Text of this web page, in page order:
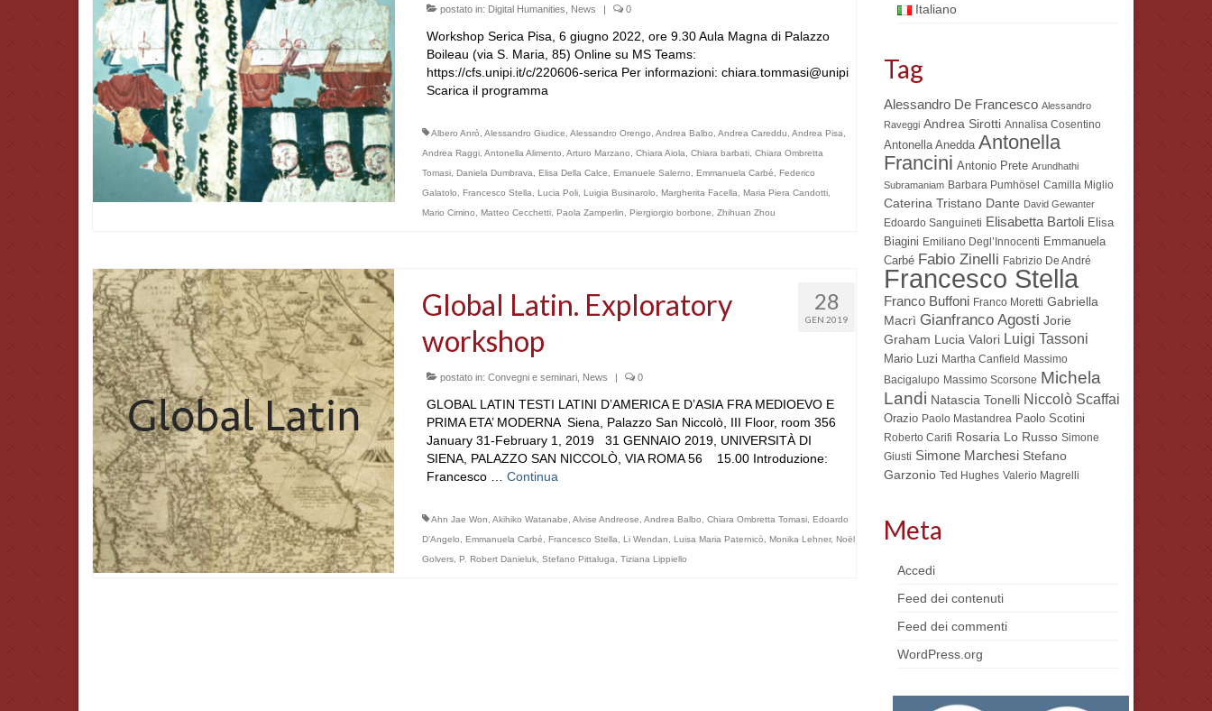
postato in: Digital Humanities News | 0
Workshop Serica Pisa, 6 giugno 2022, ore 9.30 Aula Magna di Palazzo
Boileau (via S. Maria, 85) Online su MS Teams:
https://cfs.unipi.it/c/220606-serica Per informazioni: chiara.tommasi@unipi
Scarica il programma
Albero Anrò Alessandro Giudice Alessandro Orengo Andrea Balbo Andrea Careddu Andrea Pisa
Andrea Raggi, Antonella Alimento Arturo Marzano Chiara Aiola Chiara barbati, Chiara Ombretta
Tomasi, Daniela Dumbrava Elisa Della Calce Emanuele Salerno Emmanuela Carbé
Federico
Galatolo
Francesco Stella Lucia Poli, Luigia Businarolo Margherita Facella Maria Piera Candotti,
Mario Cimino
Matteo Cecchetti, Paola Zamperlin Piergiorgio borbone Zhihuan Zhou
28
GEN 2019
Global Latin. Exploratory
workshop
postato in: Convegni e seminari, News | 0
GLOBAL LATIN TESTI LATINI D’AMERICA E D’ASIA FRA MEDIOEVO E
PRIMA ETA’ MODERNA Siena, Palazzo San Niccolò, III Floor, room 356
January 31-February 1, 2019 31 GENNAIO 2019, UNIVERSITÀ DI
SIENA, PALAZZO SAN NICCOLÒ, VIA ROMA 56 15.00 Introduzione:
Francesco … Continua
Ahn Jae Won Akihiko Watanabe Alvise Andreose Andrea Balbo Chiara Ombretta Tomasi, Edoardo
D’Angelo
Emmanuela Carbé Francesco Stella Li Wendan Luisa Maria Paternicò Monika Lehner, Noël
Golvers, P. Robert Danieluk, Stefano Pittaluga Tiziana Lippiello
Italiano
Tag
Alessandro De Francesco Alessandro
Raveggi Andrea Sirotti Annalisa Cosentino
Antonella Anedda Antonella
Francini Antonio Prete Arundhathi
Subramaniam Barbara Pumhösel Camilla Miglio
Caterina Tristano Dante David Gewanter
Edoardo Sanguineti Elisabetta Bartoli Elisa
Biagini Emiliano Degl’Innocenti Emmanuela
Carbé Fabio Zinelli Fabrizio De André
Francesco Stella
Franco Buffoni Franco Moretti Gabriella
Macrì Gianfranco Agosti Jorie
Graham Lucia Valori Luigi Tassoni
Mario Luzi Martha Canfield Massimo
Bacigalupo Massimo Scorsone Michela
Landi Natascia Tonelli Niccolò Scaffai
Orazio Paolo Mastandrea Paolo Scotini
Roberto Carifi Rosaria Lo Russo Simone
Giusti Simone Marchesi Stefano
Garzonio Ted Hughes Valerio Magrelli
Meta
Accedi
Feed dei contenuti
Feed dei commenti
WordPress.org